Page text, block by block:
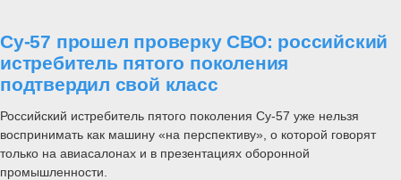
Су-57 прошел проверку СВО: российский
истребитель пятого поколения
подтвердил свой класс
Российский истребитель пятого поколения Су-57 уже нельзя
воспринимать как машину «на перспективу», о которой говорят
только на авиасалонах и в презентациях оборонной
промышленности.